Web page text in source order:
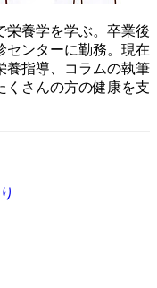
栄養学を学ぶ。卒業後
センターに勤務。現在
養指導、コラムの執筆
くさんの方の健康を支